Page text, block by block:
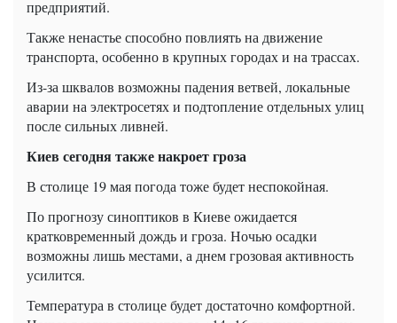
предприятий.
Также ненастье способно повлиять на движение
транспорта, особенно в крупных городах и на трассах.
Из-за шквалов возможны падения ветвей, локальные
аварии на электросетях и подтопление отдельных улиц
после сильных ливней.
Киев сегодня также накроет гроза
В столице 19 мая погода тоже будет неспокойная.
По прогнозу синоптиков в Киеве ожидается
кратковременный дождь и гроза. Ночью осадки
возможны лишь местами, а днем ​​грозовая активность
усилится.
Температура в столице будет достаточно комфортной.